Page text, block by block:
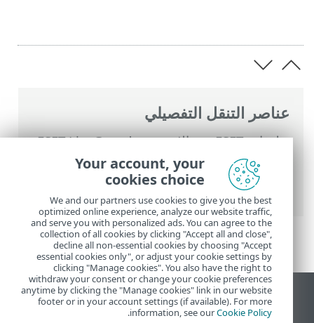
عناصر التنقل التفصيلي
تعليمات ESET عبر الإنترنت >
ESET LiveGuard
Advanced
تكوين وحدة ESET LiveGuard
Advanced عبر إحدى السياسات
> تكوين
تطبيق ESET
عرض موقع سطح المكتب
Your account, your
cookies choice
We and our partners use cookies to give you the best
optimized online experience, analyze our website traffic,
and serve you with personalized ads. You can agree to the
collection of all cookies by clicking "Accept all and close",
decline all non-essential cookies by choosing "Accept
essential cookies only", or adjust your cookie settings by
clicking "Manage cookies". You also have the right to
withdraw your consent or change your cookie preferences
anytime by clicking the "Manage cookies" link in our website
footer or in your account settings (if available). For more
information, see ourCookie Policy
.